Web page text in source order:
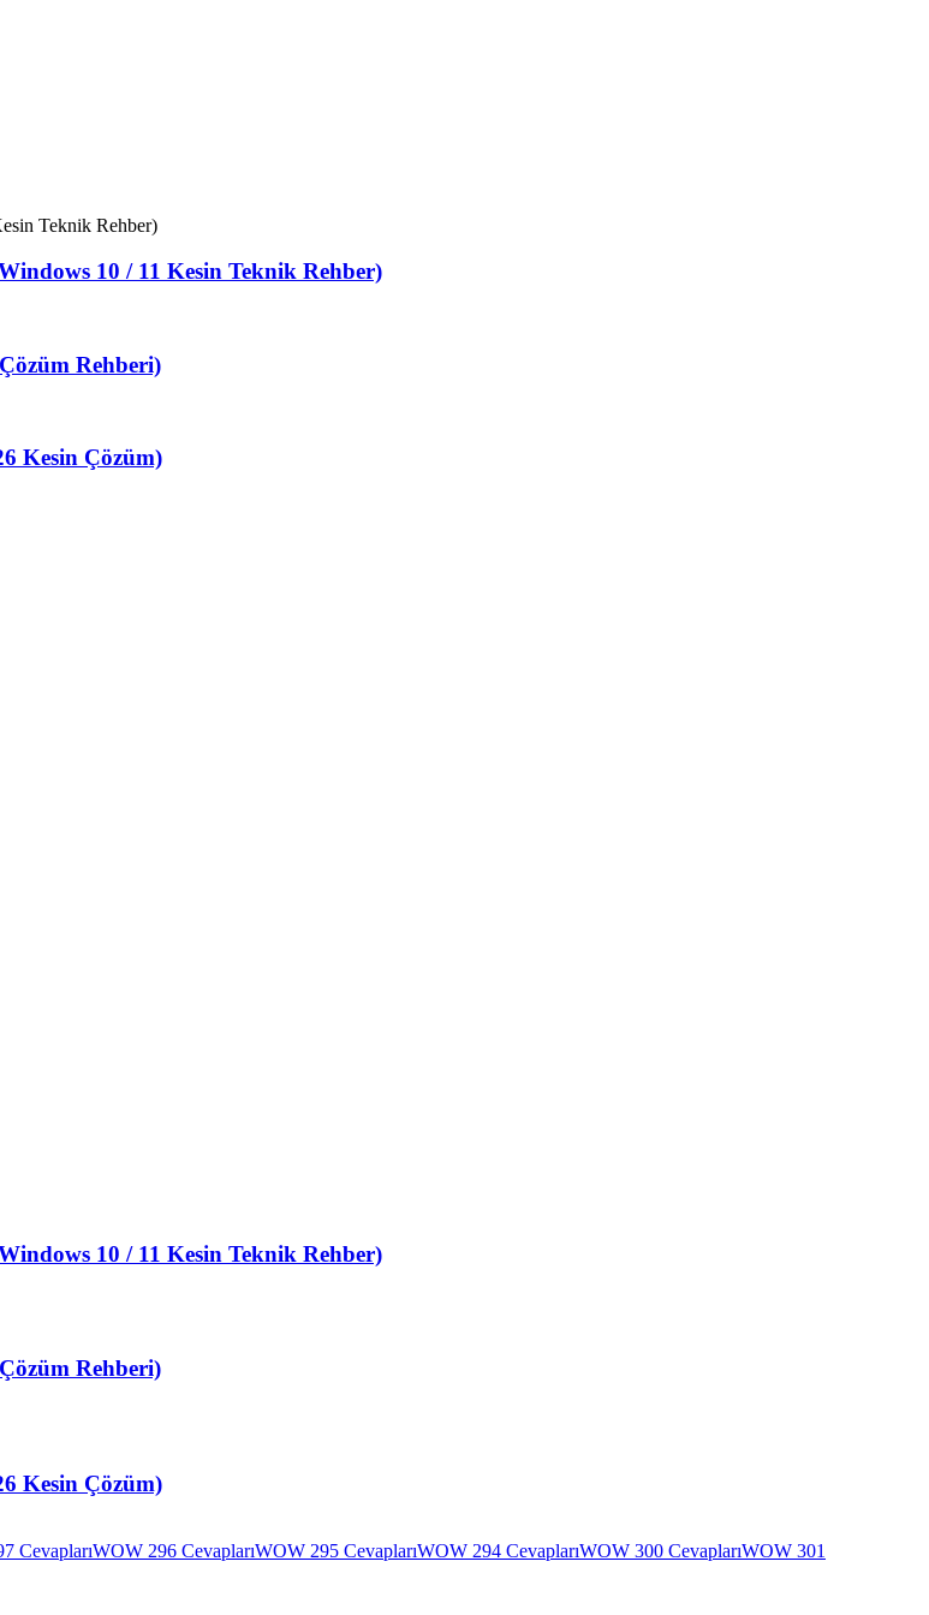
10 / 11 Kesin Teknik Rehber)
Rehberi)
Kesin Çözüm)
10 / 11 Kesin Teknik Rehber)
Rehberi)
Kesin Çözüm)
CevaplarıWOW 296 CevaplarıWOW 295 CevaplarıWOW 294 CevaplarıWOW 300 CevaplarıWOW 301